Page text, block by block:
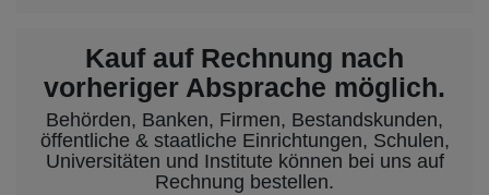
Kauf auf Rechnung nach
vorheriger Absprache möglich.
Behörden, Banken, Firmen, Bestandskunden,
öffentliche & staatliche Einrichtungen, Schulen,
Universitäten und Institute können bei uns auf
Rechnung bestellen.